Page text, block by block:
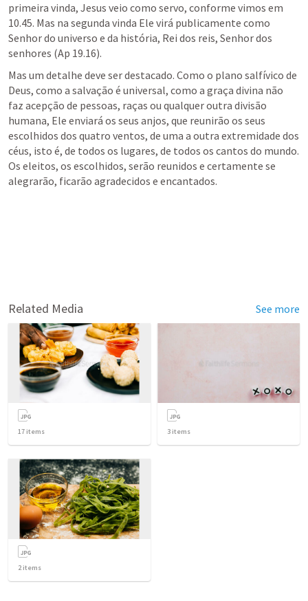
primeira vinda, Jesus veio como servo, conforme vimos em
10.45. Mas na segunda vinda Ele virá publicamente como
Senhor do universo e da história, Rei dos reis, Senhor dos
senhores (Ap 19.16).
Mas um detalhe deve ser destacado. Como o plano salfívico de
Deus, como a salvação é universal, como a graça divina não
faz acepção de pessoas, raças ou qualquer outra divisão
humana, Ele enviará os seus anjos, que reunirão os seus
escolhidos dos quatro ventos, de uma a outra extremidade dos
céus, isto é, de todos os lugares, de todos os cantos do mundo.
Os eleitos, os escolhidos, serão reunidos e certamente se
alegrarão, ficarão agradecidos e encantados.
Related Media See more
17 items 3 items
2items